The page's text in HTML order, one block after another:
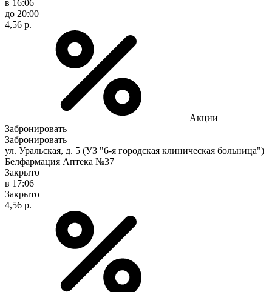
в 16:06
до 20:00
4,56 р.
Акции
Забронировать
Забронировать
ул. Уральская, д. 5 (УЗ "6-я городская клиническая больница")
Белфармация Аптека №37
Закрыто
в 17:06
Закрыто
4,56 р.